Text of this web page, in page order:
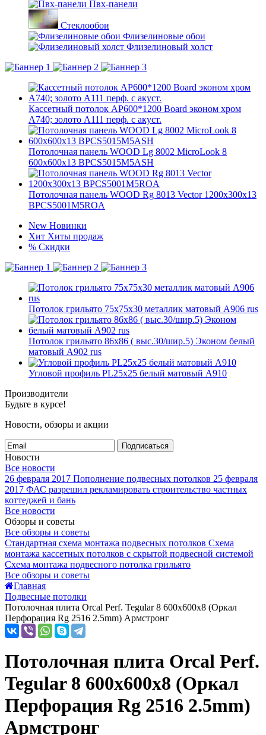
Пвх-панели
Стеклообои
Флизелиновые обои
Флизелиновый холст
Кассетный потолок AP600*1200 Board эконом хром
А740; золото А111 перф. с акуст.
Потолочная панель WOOD Lg 8002 MicroLook 8
600x600x13 BPCS5015M5ASH
Потолочная панель WOOD Rg 8013 Vector 1200x300x13
BPCS5001M5ROA
New Новинки
Хит Хиты продаж
% Скидки
Потолок грильято 75х75х30 металлик матовый А906 rus
Потолок грильято 86х86 ( выс.30/шир.5) Эконом белый
матовый А902 rus
Угловой профиль PL25х25 белый матовый А910
Производители
Будьте в курсе!
Новости, обзоры и акции
Подписаться
Новости
Все новости
26 февраля 2017 Пополнение подвесных потолков 25 февраля
2017 ФАС разрешил рекламировать строительство частных
коттеджей и бань
Все новости
Обзоры и советы
Все обзоры и советы
Стандартная схема монтажа подвесных потолков Схема
монтажа кассетных потолков с скрытой подвесной системой
Схема монтажа подвесного потолка грильято
Все обзоры и советы
Главная
Подвесные потолки
Потолочная плита Orcal Perf. Tegular 8 600x600x8 (Оркал
Перфорация Rg 2516 2.5mm) Армстронг
Потолочная плита Orcal Perf.
Tegular 8 600x600x8 (Оркал
Перфорация Rg 2516 2.5mm)
Армстронг